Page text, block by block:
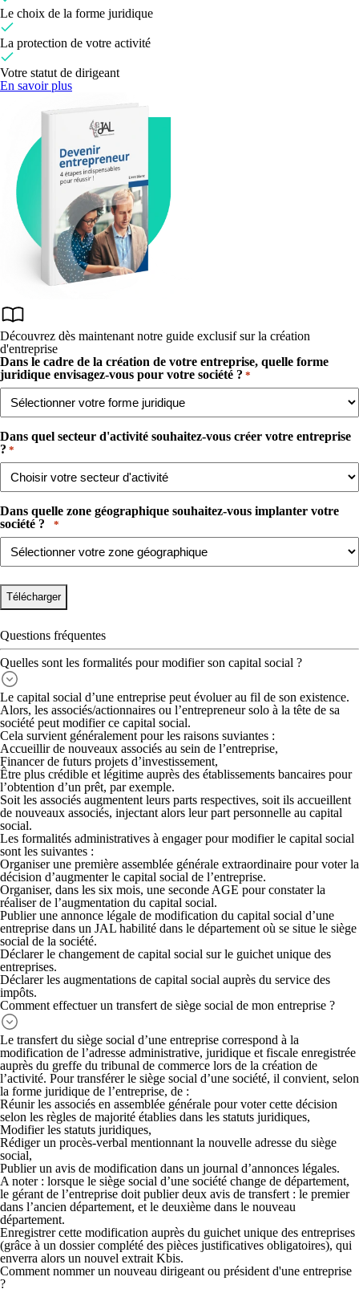
Le choix de la forme juridique
La protection de votre activité
Votre statut de dirigeant
En savoir plus
Découvrez dès maintenant notre guide exclusif sur la création
d'entreprise
Dans le cadre de la création de votre entreprise, quelle forme
juridique envisagez-vous pour votre société ? *
Dans quel secteur d'activité souhaitez-vous créer votre entreprise
?​ *
Dans quelle zone géographique souhaitez-vous implanter votre
société ? ​ ​
*
Questions fréquentes
Quelles sont les formalités pour modifier son capital social ?
Le capital social d’une entreprise peut évoluerau fil de son existence.
Alors, les associés/actionnaires ou l’entrepreneur solo à la tête de sa
société peut modifier ce capital social.
Cela survient généralement pour les raisons suviantes :
Accueillir de nouveaux associés au sein de l’entreprise,
Financerde futurs projets d’investissement,
Être plus crédible et légitime auprès des établissements bancaires pour
l’obtention d’un prêt, par exemple.
Soit les associés augmentent leurs parts respectives, soit ils accueillent
de nouveaux associés, injectant alors leur part personnelle au capital
social.
Les formalités administratives à engager pourmodifier le capital social
sont les suivantes :
Organiser une première assemblée générale extraordinaire pour voter la
décision d’augmenter le capital social de l’entreprise.
Organiser, dans les six mois, une seconde AGE pour constater la
réaliser de l’augmentation du capital social.
Publier une annonce légale de modification du capital social d’une
entreprise dans un JAL habilité dans le département où se situe le siège
social de la société.
Déclarer le changement de capital social sur le guichet unique des
entreprises.
Déclarer les augmentations de capital social auprès du service des
impôts.
Comment effectuer un transfert de siège social de mon entreprise ?
Le transfert du siège social d’une entreprise correspond à la
modification de l’adresse administrative, juridique et fiscale enregistrée
auprès du greffe du tribunal de commerce lors de la création de
l’activité. Pour transférer le siège social d’une société, il convient, selon
la forme juridique de l’entreprise, de :
Réunir les associés en assemblée générale pour voter cette décision
selon les règles de majorité établies dans les statuts juridiques,
Modifier les statuts juridiques,
Rédiger un procès-verbal mentionnant la nouvelle adresse du siège
social,
Publier un avis de modification dans un journal d’annonces légales.
A noter : lorsque le siège social d’une société change de département,
le gérant de l’entreprise doit publier deux avis de transfert : le premier
dans l’ancien département, et le deuxième dans le nouveau
département.
Enregistrer cette modification auprès du guichet unique des entreprises
(grâce à un dossier complété des pièces justificatives obligatoires), qui
enverra alors un nouvel extrait Kbis.
Comment nommer un nouveau dirigeant ou président d'une entreprise
?